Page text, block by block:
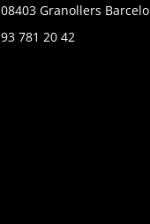
08403 Granollers
93 781 20 42